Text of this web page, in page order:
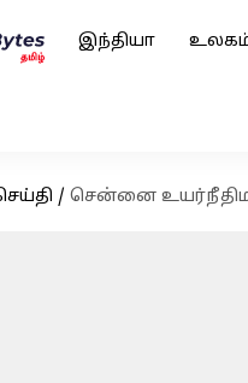
இந்தியா
/ சென்னை